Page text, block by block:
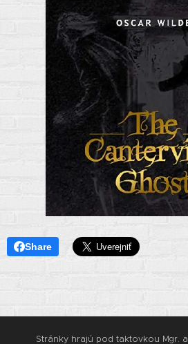
Share
Stránky hrajú pod taktovkou Mgr.